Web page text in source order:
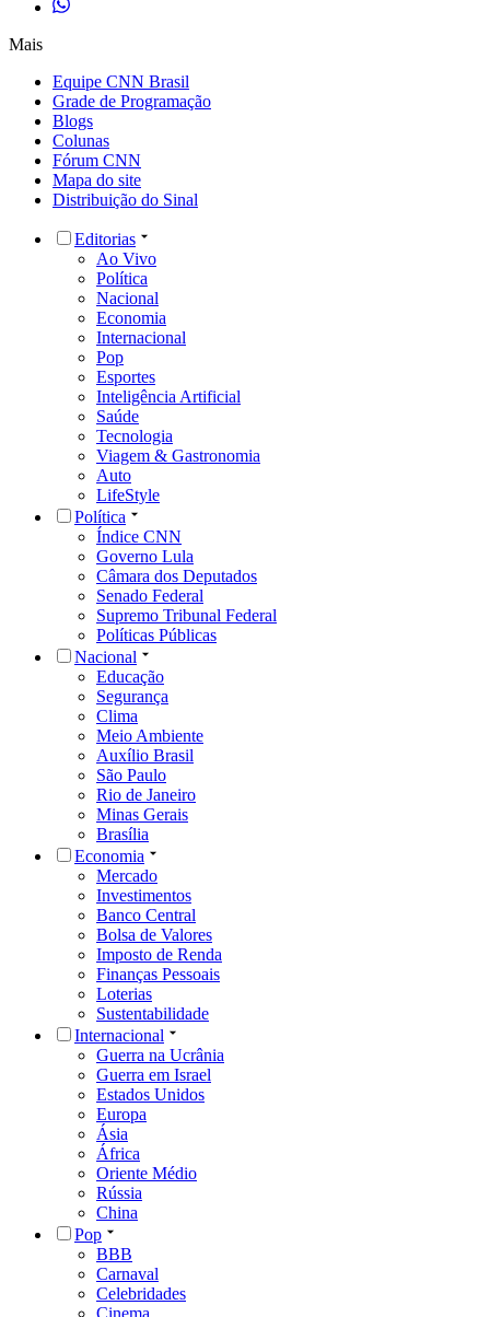
Mais
Equipe CNN Brasil
Grade de Programação
Blogs
Colunas
Fórum CNN
Mapa do site
Distribuição do Sinal
Editorias
Ao Vivo
Política
Nacional
Economia
Internacional
Pop
Esportes
Inteligência Artificial
Saúde
Tecnologia
Viagem & Gastronomia
Auto
LifeStyle
Política
Índice CNN
Governo Lula
Câmara dos Deputados
Senado Federal
Supremo Tribunal Federal
Políticas Públicas
Nacional
Educação
Segurança
Clima
Meio Ambiente
Auxílio Brasil
São Paulo
Rio de Janeiro
Minas Gerais
Brasília
Economia
Mercado
Investimentos
Banco Central
Bolsa de Valores
Imposto de Renda
Finanças Pessoais
Loterias
Sustentabilidade
Internacional
Guerra na Ucrânia
Guerra em Israel
Estados Unidos
Europa
Ásia
África
Oriente Médio
Rússia
China
Pop
BBB
Carnaval
Celebridades